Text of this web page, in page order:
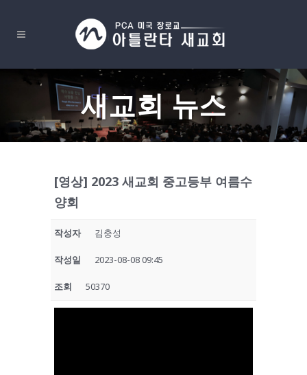
새교회 뉴스
[영상] 2023 새교회 중고등부 여름수
양회
작성자 김충성
작성일 2023-08-08 09:45
조회 50370